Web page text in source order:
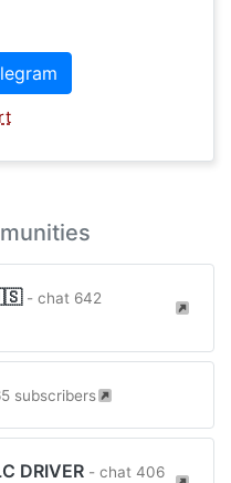
- chat 642
subscribers
DRIVER - chat 406